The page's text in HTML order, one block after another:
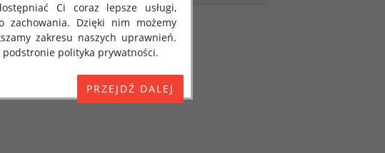
Ci coraz lepsze usługi,
zachowania. Dzięki nim możemy
zakresu naszych uprawnień.
podstronie polityka prywatności.
i Rady (UE) 2016/679 z dnia 27
danych osobowych i w sprawie
jako "RODO", "ORODO",
chcielibyśmy poinformować Cię o
dniu 25 maja 2018 roku. Poniżej